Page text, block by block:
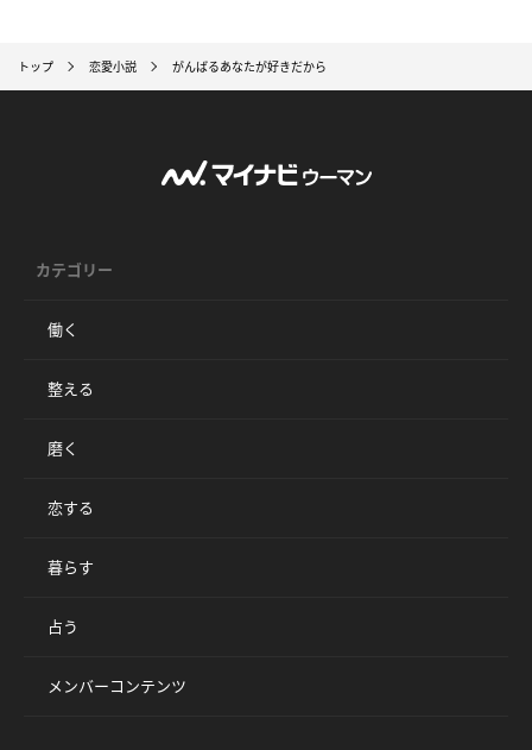
トップ 恋愛小説 がんばるあなたが好きだから
カテゴリー
働く
整える
磨く
恋する
暮らす
占う
メンバーコンテンツ